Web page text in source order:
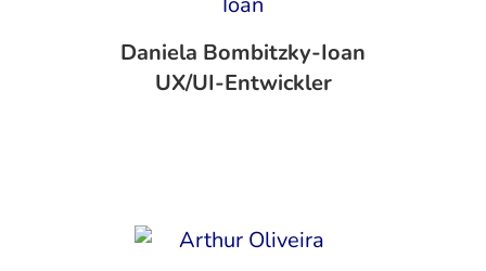
Daniela Bombitzky-Ioan
‍UX/UI-Entwickler